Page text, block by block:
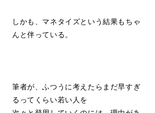
しかも、マネタイズという結果もちゃ
んと伴っている。
筆者が、ふつうに考えたらまだ早すぎ
るってくらい若い人を